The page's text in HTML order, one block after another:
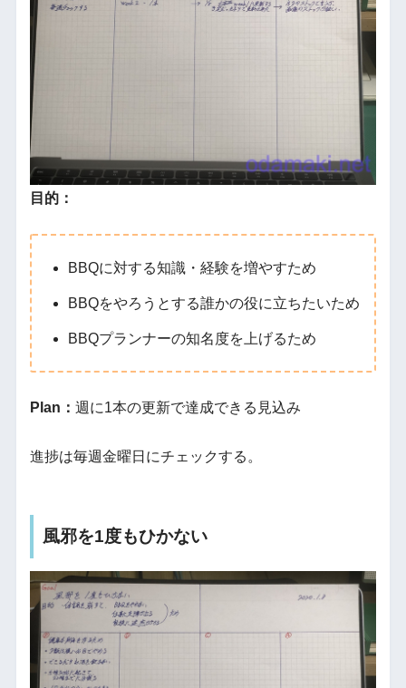
目的：
BBQに対する知識・経験を増やすため
BBQをやろうとする誰かの役に立ちたいため
BBQプランナーの知名度を上げるため
Plan： 週に1本の更新で達成できる見込み
進捗は毎週金曜日にチェックする。
風邪を1度もひかない